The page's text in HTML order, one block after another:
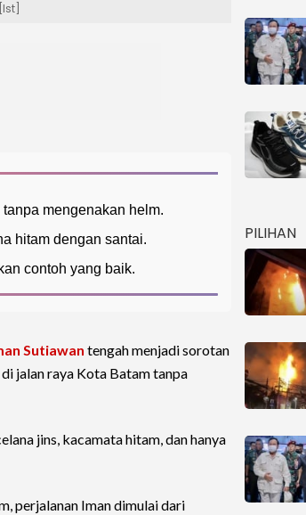
mengenakan helm.
hitam dengan santai.
contoh yang baik.
Sutiawan tengah menjadi sorotan
di jalan raya Kota Batam tanpa
jins, kacamata hitam, dan hanya
perjalanan Iman dimulai dari
PILIHAN